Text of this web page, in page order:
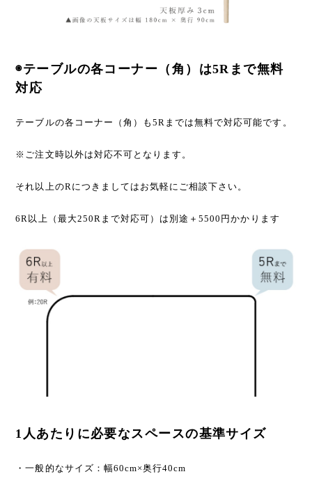
◉テーブルの各コーナー（角）は5Rまで無料
対応
テーブルの各コーナー（角）も5Rまでは無料で対応可能です。
※ご注文時以外は対応不可となります。
それ以上のRにつきましてはお気軽にご相談下さい。
6R以上（最大250Rまで対応可）は別途＋5500円かかります
1人あたりに必要なスペースの基準サイズ
・一般的なサイズ：幅60cm×奥行40cm